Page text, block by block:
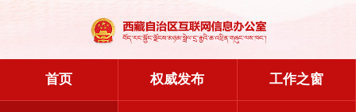
首页 权威发布 工作之窗